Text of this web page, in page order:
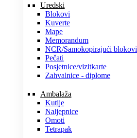
Uredski
Blokovi
Kuverte
Mape
Memorandum
NCR/Samokopirajući blokovi
Pečati
Posjetnice/vizitkarte
Zahvalnice - diplome
Ambalaža
Kutije
Naljepnice
Omoti
Tetrapak